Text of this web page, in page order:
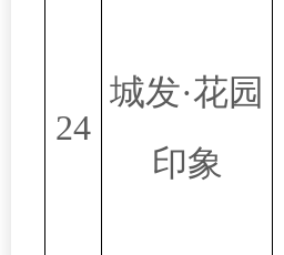
24
城发·花园
印象